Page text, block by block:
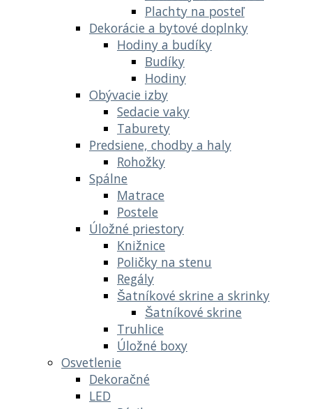
Plachty na posteľ
Dekorácie a bytové doplnky
Hodiny a budíky
Budíky
Hodiny
Obývacie izby
Sedacie vaky
Taburety
Predsiene, chodby a haly
Rohožky
Spálne
Matrace
Postele
Úložné priestory
Knižnice
Poličky na stenu
Regály
Šatníkové skrine a skrinky
Šatníkové skrine
Truhlice
Úložné boxy
Osvetlenie
Dekoračné
LED